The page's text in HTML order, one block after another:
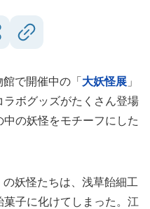
で開催中の「大妖怪展 」
ボグッズがたくさん登場
の妖怪をモチーフにした
妖怪たちは、浅草飴細工
子に化けてしまった。江